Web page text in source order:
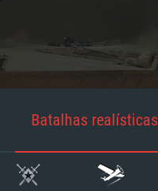
Batalhas realísticas